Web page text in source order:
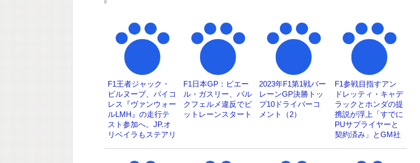
F1王者ジャック・
ビルヌーブ、バイコ
レス『ヴァンウォー
ルLMH』の走行テ
スト参加へ。JP.オ
リベイラもステアリ
F1日本GP：ピエー
ル・ガスリー、パル
クフェルメ違反でピ
ットレーンスタート
2023年F1第1戦バー
レーンGP決勝トッ
プ10ドライバーコ
メント（2）
F1参戦目指すアン
ドレッティ・キャデ
ラックとホンダの提
携説が浮上「すでに
PUサプライヤーと
契約済み」とGM社